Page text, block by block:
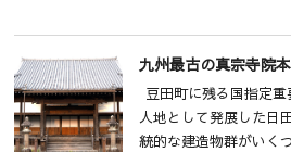
九州最古の真宗寺院本
豆田町に残る国指定
人地として発展した日
統的な建造物群がいく